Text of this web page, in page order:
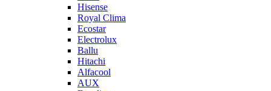
Hisense
Royal Clima
Ecostar
Electrolux
Ballu
Hitachi
Alfacool
AUX